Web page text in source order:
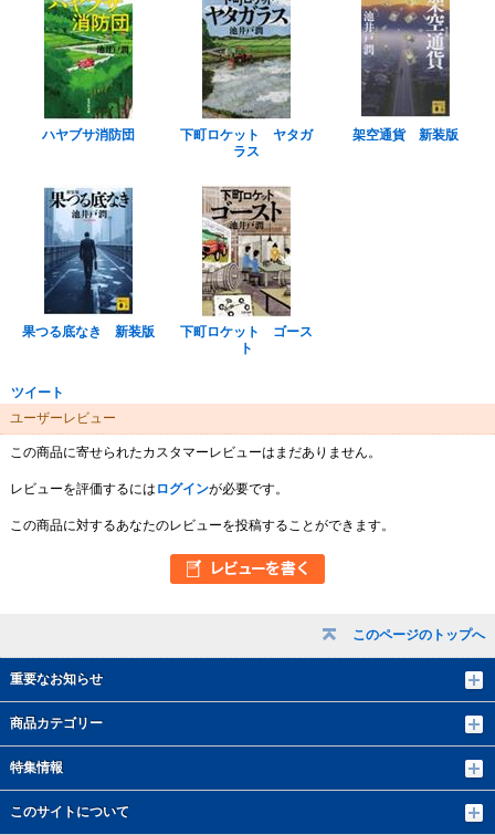
このページのトップへ
重要なお知らせ
商品カテゴリー
特集情報
このサイトについて
ハヤブサ消防団
下町ロケット ヤタガ
ラス
架空通貨 新装版
果つる底なき 新装版
下町ロケット ゴース
ト
ツイート
ユーザーレビュー
この商品に寄せられたカスタマーレビューはまだありません。
レビューを評価するには ログインが必要です。
この商品に対するあなたのレビューを投稿することができます。